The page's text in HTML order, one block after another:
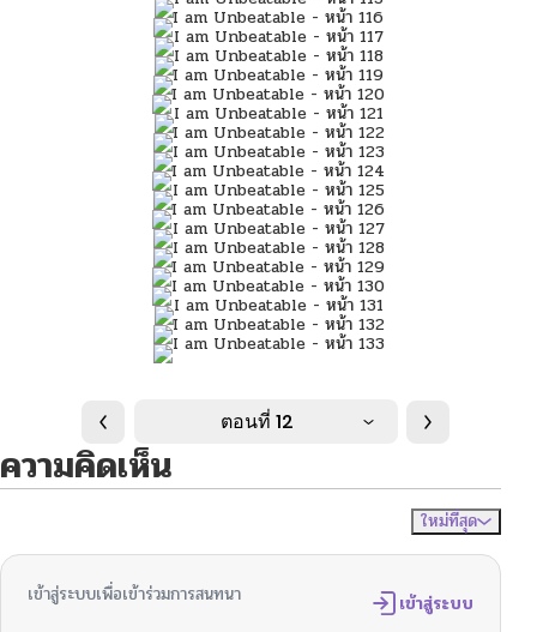
ตอนที่ 12
ความคิดเห็น
ใหม่ที่สุด
เข้าสู่ระบบเพื่อเข้าร่วมการสนทนา เข้าสู่ระบบ